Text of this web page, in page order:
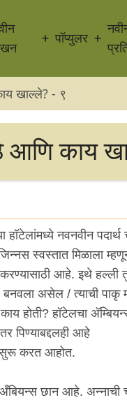
पॉप्युलर
खाल्ले? - ९
आणि काय
नवनवीन पदार्थ
स्वस्तात मिळाला म्हणून
करण्यासाठी आहे. इथे
असेल / त्याची
होती? हॉटेलचा
पिण्याबद्दलही आहे
सुरू करत आहोत.
अँबियन्स छान आहे. अन्नाची